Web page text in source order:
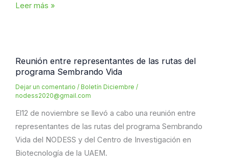
Asesoría
centros
turísticos
ecológicos
Leer más »
Reunión entre representantes de las rutas del
programa Sembrando Vida
Dejar un comentario / Boletín Diciembre /
nodess2020@gmail.com
El12 de noviembre se llevó a cabo una reunión entre
representantes de las rutas del programa Sembrando
Vida del NODESS y del Centro de Investigación en
Biotecnología de la UAEM.